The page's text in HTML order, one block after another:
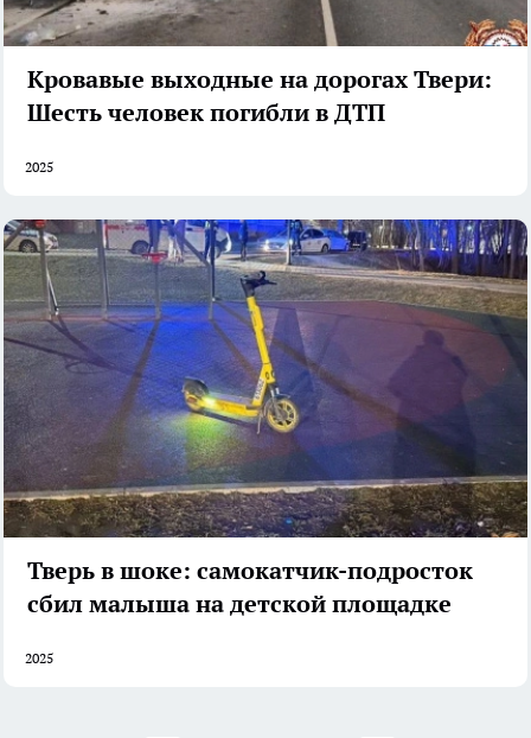
Кровавые выходные на дорогах Твери:
Шесть человек погибли в ДТП
2025
Тверь в шоке: самокатчик-подросток
сбил малыша на детской площадке
2025